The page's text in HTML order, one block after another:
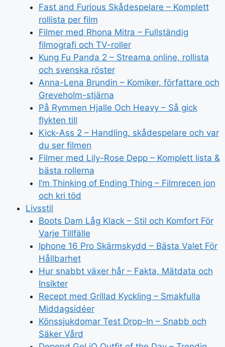
Fast and Furious Skådespelare – Komplett
rollista per film
Filmer med Rhona Mitra – Fullständig
filmografi och TV-roller
Kung Fu Panda 2 – Streama online, rollista
och svenska röster
Anna-Lena Brundin – Komiker, författare och
Greveholm-stjärna
På Rymmen Hjalle Och Heavy – Så gick
flykten till
Kick-Ass 2 – Handling, skådespelare och var
du ser filmen
Filmer med Lily-Rose Depp – Komplett lista &
bästa rollerna
I’m Thinking of Ending Thing – Filmrecen ion
och kri töd
Livsstil
Boots Dam Låg Klack – Stil och Komfort För
Varje Tillfälle
Iphone 16 Pro Skärmskydd – Bästa Valet För
Hållbarhet
Hur snabbt växer hår – Fakta, Mätdata och
Insikter
Recept med Grillad Kyckling – Smakfulla
Middagsidéer
Könssjukdomar Test Drop-In – Snabb och
Säker Vård